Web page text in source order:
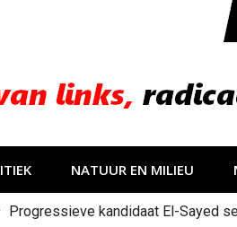
NATUUR EN MILIEU
Progressieve kandidaat El-Sayed